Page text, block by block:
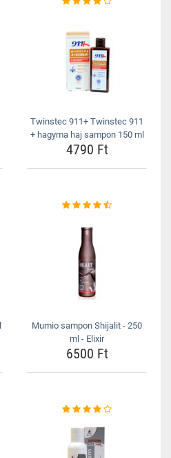
Twinstec 911+ Twinstec 911
+ hagyma haj sampon 150 ml
4790 Ft
Mumio sampon Shijalit - 250
ml - Elixir
6500 Ft